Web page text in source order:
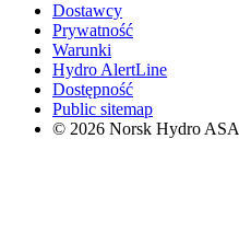
Dostawcy
Prywatność
Warunki
Hydro AlertLine
Dostępność
Public sitemap
© 2026 Norsk Hydro ASA